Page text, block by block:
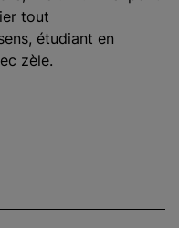
tout
étudiant en
zèle.